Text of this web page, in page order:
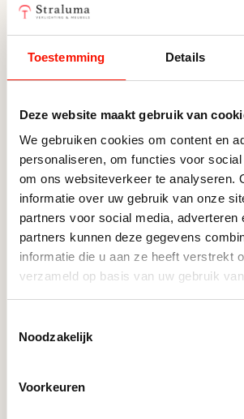
Toestemming Details
Deze website maakt gebruik van
We gebruiken cookies om content en
personaliseren, om functies voor
om ons websiteverkeer te analyseren.
informatie over uw gebruik van onze
partners voor social media, adverteren
partners kunnen deze gegevens
informatie die u aan ze heeft verstrekt
verzameld op basis van uw gebruik
Noodzakelijk
Voorkeuren
Beperkt op voorraad
Vloerlamp Cross Tubes excl. kap
Zoek een bijpassende
uit
Dimbare lichtbronnen schakelaar
Slimme lichtbronnen